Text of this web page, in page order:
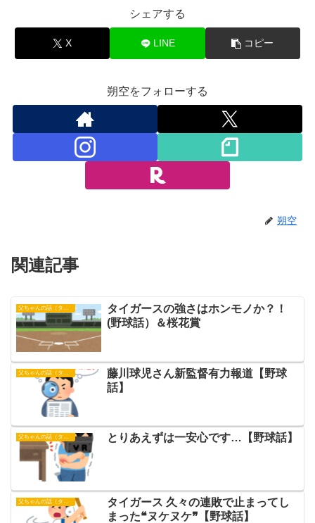
シェアする
X LINE コピー
朔空をフォローする
朔空
関連記事
父ちゃんの話（タイガース）
タイガースの強さはホンモノか？！
(野球話）＆桜花賞
藤川球児さん新監督有力報道【野球
話】
父ちゃんの話（タイガース） とりあえずは一安心です…【野球話】
父ちゃんの話（タイガース）
タイガース 久々の連敗で止まってし
まった❝ヌケヌケ❞【野球話】